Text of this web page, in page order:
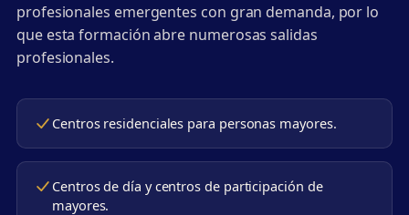
profesionales emergentes con gran demanda, por lo
que esta formación abre numerosas salidas
profesionales.
Centros residenciales para personas mayores.
Centros de día y centros de participación de
mayores.